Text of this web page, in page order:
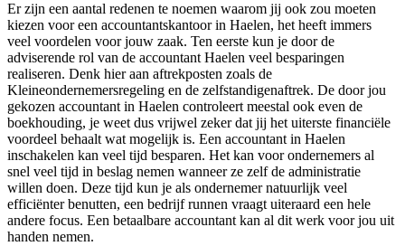
Er zijn een aantal redenen te noemen waarom jij ook zou moeten
kiezen voor een accountantskantoor in Haelen, het heeft immers
veel voordelen voor jouw zaak. Ten eerste kun je door de
adviserende rol van de accountant Haelen veel besparingen
realiseren. Denk hier aan aftrekposten zoals de
Kleineondernemersregeling en de zelfstandigenaftrek. De door jou
gekozen accountant in Haelen controleert meestal ook even de
boekhouding, je weet dus vrijwel zeker dat jij het uiterste financiële
voordeel behaalt wat mogelijk is. Een accountant in Haelen
inschakelen kan veel tijd besparen. Het kan voor ondernemers al
snel veel tijd in beslag nemen wanneer ze zelf de administratie
willen doen. Deze tijd kun je als ondernemer natuurlijk veel
efficiënter benutten, een bedrijf runnen vraagt uiteraard een hele
andere focus. Een betaalbare accountant kan al dit werk voor jou uit
handen nemen.